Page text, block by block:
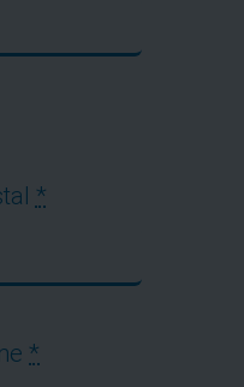
*
*